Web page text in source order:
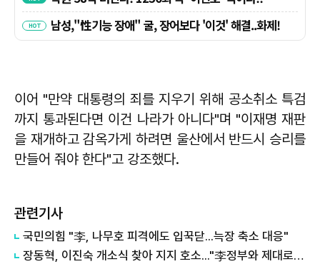
이어 "만약 대통령의 죄를 지우기 위해 공소취소 특검
까지 통과된다면 이건 나라가 아니다"며 "이재명 재판
을 재개하고 감옥가게 하려면 울산에서 반드시 승리를
만들어 줘야 한다"고 강조했다.
관련기사
국민의힘 "李, 나무호 피격에도 입꾹닫...늑장 축소 대응"
장동혁, 이진숙 개소식 찾아 지지 호소..."李정부와 제대로 싸울 사람"